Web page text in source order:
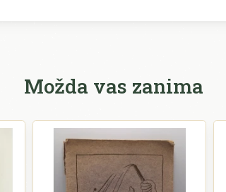
Možda vas zanima